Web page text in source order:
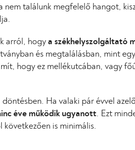
találunk megfelelő hangot,
arról, hogy a székhelyszolgáltató
és megtalálásban, mint
hogy ez mellékutcában, vagy
Ha valaki pár évvel
éve működik ugyanott. Ezt
is minimális.